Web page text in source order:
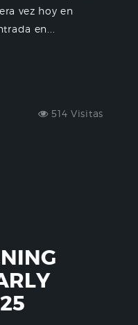
vez hoy en
en...
514 Visitas